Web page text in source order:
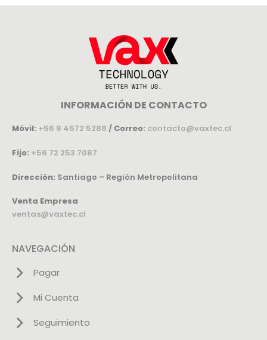
INFORMACIÓN DE CONTACTO
Móvil: +56 9 4572 5288 / Correo: contacto@vaxtec.cl
Fijo: +56 72 253 7087
Dirección: Santiago – Región Metropolitana
Venta Empresa
ventas@vaxtec.cl
NAVEGACIÓN
Pagar
Mi Cuenta
Seguimiento